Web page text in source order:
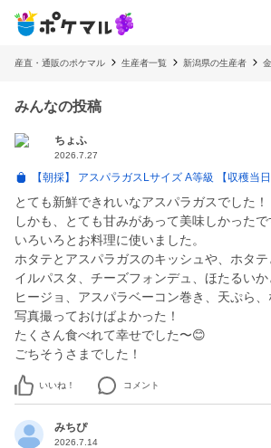
産直・通販のポケマル 生産者一覧 新潟県の生産者
みんなの投稿
ちょふ
2026.7.27
【朝採】 アスパラガスLサイズ A等級 【収穫当日
とても新鮮できれいなアスパラガスでした！
しかも、とても甘みがあって美味しかったで
いろいろとお料理に使いました。
ホタテとアスパラガスのキッシュや、ホタ
イルパスタ、チーズフォンデュ、ほたるい
ヒージョ、アスパラベーコン巻き、天ぷら、
写真撮っておけばよかった！
たくさん食べれて幸せでした〜😊
ごちそうさまでした！
いいね！ コメント
みちぴ
2026.7.14